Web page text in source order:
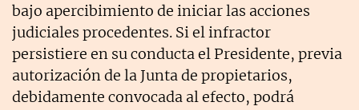
bajo apercibimiento de iniciar las acciones
judiciales procedentes. Si el infractor
persistiere en su conducta el Presidente, previa
autorización de la Junta de propietarios,
debidamente convocada al efecto, podrá